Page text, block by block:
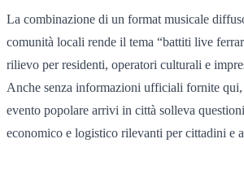
La combinazione di un format musicale
comunità locali rende il tema “battiti live
rilievo per residenti, operatori culturali e
Anche senza informazioni ufficiali fornite qui,
evento popolare arrivi in città solleva
economico e logistico rilevanti per cittadini e